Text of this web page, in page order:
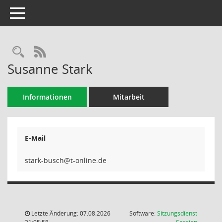
Toggle navigation
Rechercheauswahl
RSS-Feed
Susanne Stark
Informationen Mitarbeit
E-Mail
hcsub
Letzte Änderung: 07.08.2026
Software:Sitzungsdienst